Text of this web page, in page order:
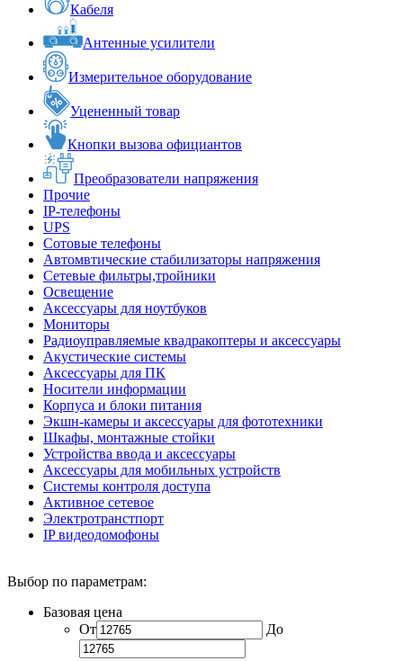
Кабеля
Антенные усилители
Измерительное оборудование
Уцененный товар
Кнопки вызова официантов
Преобразователи напряжения
Прочие
IP-телефоны
UPS
Сотовые телефоны
Автомвтические стабилизаторы напряжения
Сетевые фильтры,тройники
Освещение
Аксессуары для ноутбуков
Мониторы
Радиоуправляемые квадракоптеры и аксессуары
Акустические системы
Аксессуары для ПК
Носители информации
Корпуса и блоки питания
Экшн-камеры и аксессуары для фототехники
Шкафы, монтажные стойки
Устройства ввода и аксессуары
Аксессуары для мобильных устройств
Системы контроля доступа
Активное сетевое
Электротранстпорт
IP видеодомофоны
Выбор по параметрам:
Базовая цена
От
До